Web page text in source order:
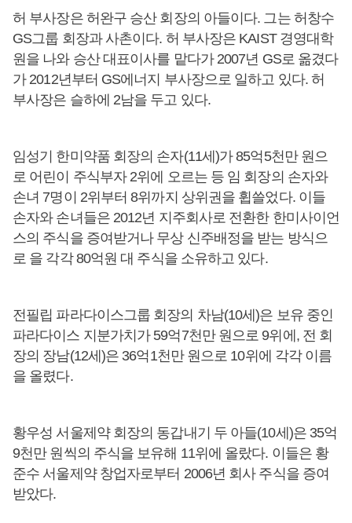
허 부사장은 허완구 승산 회장의 아들이다. 그는 허창수
GS그룹 회장과 사촌이다. 허 부사장은 KAIST 경영대학
원을 나와 승산 대표이사를 맡다가 2007년 GS로 옮겼다
가 2012년부터 GS에너지 부사장으로 일하고 있다. 허
부사장은 슬하에 2남을 두고 있다.
임성기 한미약품 회장의 손자(11세)가 85억5천만 원으
로 어린이 주식부자 2위에 오르는 등 임 회장의 손자와
손녀 7명이 2위부터 8위까지 상위권을 휩쓸었다. 이들
손자와 손녀들은 2012년 지주회사로 전환한 한미사이언
스의 주식을 증여받거나 무상 신주배정을 받는 방식으
로 을 각각 80억원 대 주식을 소유하고 있다.
전필립 파라다이스그룹 회장의 차남(10세)은 보유 중인
파라다이스 지분가치가 59억7천만 원으로 9위에, 전 회
장의 장남(12세)은 36억1천만 원으로 10위에 각각 이름
을 올렸다.
황우성 서울제약 회장의 동갑내기 두 아들(10세)은 35억
9천만 원씩의 주식을 보유해 11위에 올랐다. 이들은 황
준수 서울제약 창업자로부터 2006년 회사 주식을 증여
받았다.